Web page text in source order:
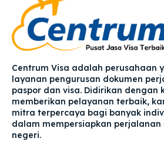
Centrum Visa adalah perusahaan
layanan pengurusan dokumen
paspor dan visa. Didirikan dengan
memberikan pelayanan terbaik,
mitra terpercaya bagi banyak
dalam mempersiapkan perjalanan
negeri.